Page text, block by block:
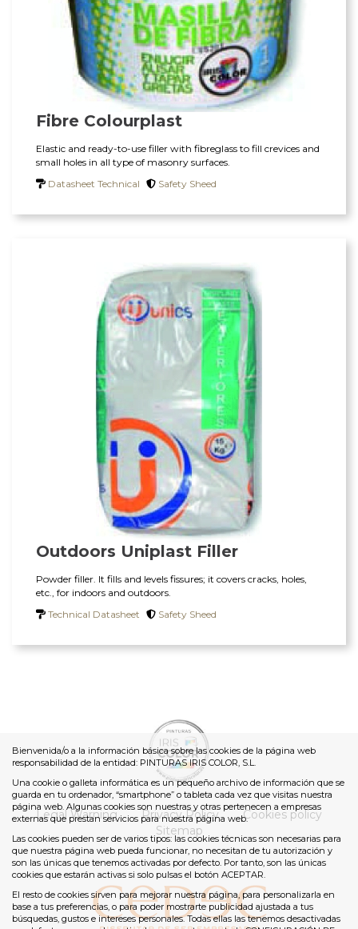
Fibre Colourplast
Elastic and ready-to-use filler with fibreglass to fill crevices and
small holes in all type of masonry surfaces.
Datasheet Technical
Safety Sheed
Outdoors Uniplast Filler
Powder filler. It fills and levels fissures; it covers cracks, holes,
etc., for indoors and outdoors.
Technical Datasheet
Safety Sheed
Legal Warning Privacy Policy
Cookies policy
Sitemap
Bienvenida/o a la información básica sobre las cookies de la página web
responsabilidad de la entidad: PINTURAS IRIS COLOR, S.L.
Una cookie o galleta informática es un pequeño archivo de información que se
guarda en tu ordenador, “smartphone” o tableta cada vez que visitas nuestra
página web. Algunas cookies son nuestras y otras pertenecen a empresas
externas que prestan servicios para nuestra página web.
Las cookies pueden ser de varios tipos: las cookies técnicas son necesarias para
que nuestra página web pueda funcionar, no necesitan de tu autorización y
son las únicas que tenemos activadas por defecto. Por tanto, son las únicas
cookies que estarán activas si solo pulsas el botón ACEPTAR.
El resto de cookies sirven para mejorar nuestra página, para personalizarla en
base a tus preferencias, o para poder mostrarte publicidad ajustada a tus
búsquedas, gustos e intereses personales. Todas ellas las tenemos desactivadas